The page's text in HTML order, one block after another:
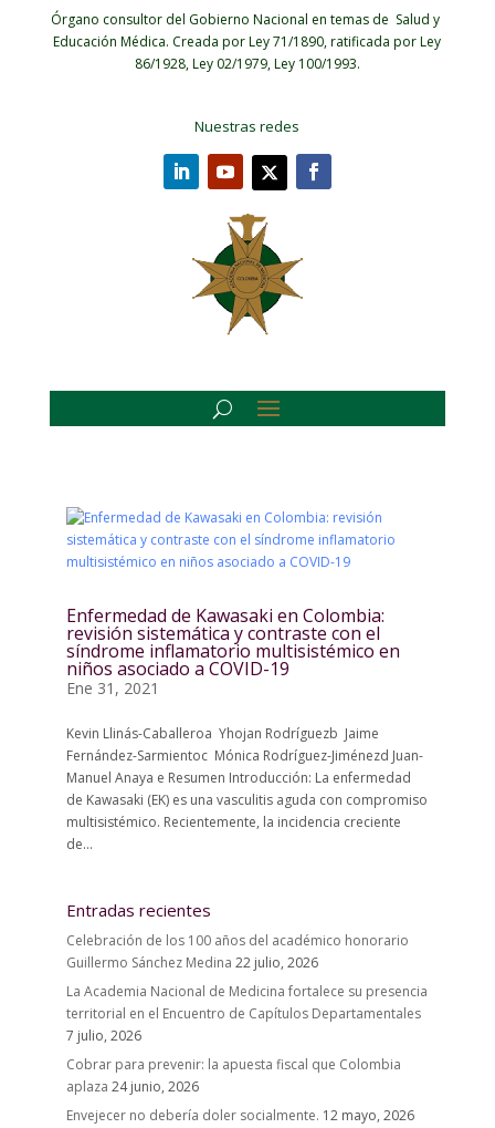
Órgano consultor del Gobierno Nacional en temas de Salud y
Educación Médica. Creada por Ley 71/1890, ratificada por Ley
86/1928, Ley 02/1979, Ley 100/1993.
Nuestras redes
Enfermedad de Kawasaki en Colombia:
revisión sistemática y contraste con el
síndrome inflamatorio multisistémico en
niños asociado a COVID-19
Ene 31, 2021
Kevin Llinás-Caballeroa Yhojan Rodríguezb Jaime
Fernández-Sarmientoc Mónica Rodríguez-Jiménezd Juan-
Manuel Anaya e Resumen Introducción: La enfermedad
de Kawasaki (EK) es una vasculitis aguda con compromiso
multisistémico. Recientemente, la incidencia creciente
de...
Entradas recientes
Celebración de los 100 años del académico honorario
Guillermo Sánchez Medina 22 julio, 2026
La Academia Nacional de Medicina fortalece su presencia
territorial en el Encuentro de Capítulos Departamentales
7 julio, 2026
Cobrar para prevenir: la apuesta fiscal que Colombia
aplaza 24 junio, 2026
Envejecer no debería doler socialmente. 12 mayo, 2026